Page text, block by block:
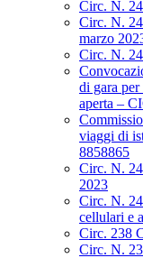
Circ. N.
Circ. N.
marzo
Circ. N.
di gara
aperta –
viaggi di
8858865
Circ. N.
2023
Circ. N.
cellulari e
Circ. 238
Circ. N.